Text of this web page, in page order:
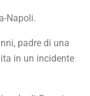
Napoli.
padre di una
in un incidente